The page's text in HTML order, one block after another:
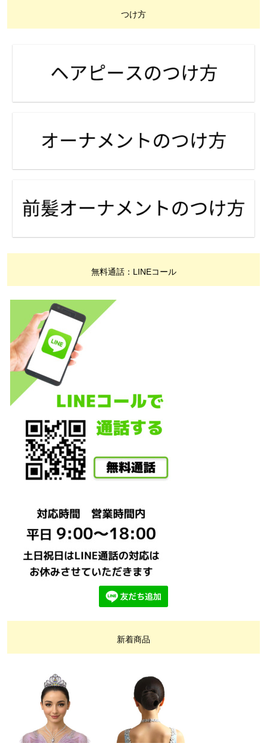
つけ方
無料通話：LINEコール
新着商品